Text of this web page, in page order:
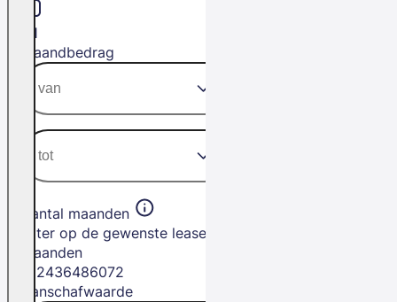
H1
Maandbedrag
Aantal maanden
Filter op de gewenste leasetermijn in
maanden
2436486072
Aanschafwaarde